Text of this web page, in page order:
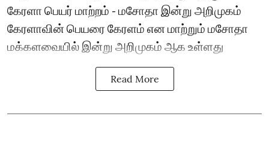
கேரளா பெயர் மாற்றம் - மசோதா இன்று அறிமுகம்
கேரளாவின் பெயரை கேரளம் என மாற்றும் மசோதா
மக்களவையில் இன்று அறிமுகம் ஆக உள்ளது
Read More